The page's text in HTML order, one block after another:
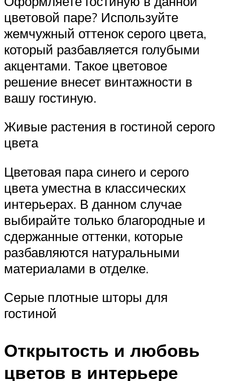
цветовой паре? Используйте
жемчужный оттенок серого цвета,
который разбавляется голубыми
акцентами. Такое цветовое
решение внесет винтажности в
вашу гостиную.
Живые растения в гостиной серого
цвета
Цветовая пара синего и серого
цвета уместна в классических
интерьерах. В данном случае
выбирайте только благородные и
сдержанные оттенки, которые
разбавляются натуральными
материалами в отделке.
Серые плотные шторы для
гостиной
Открытость и любовь
цветов в интерьере